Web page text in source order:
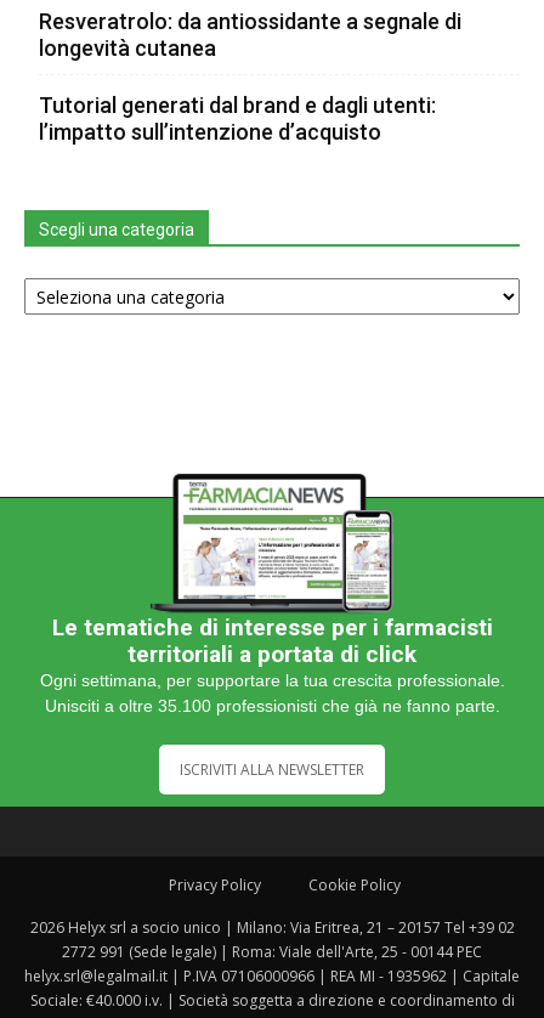
Resveratrolo: da antiossidante a segnale di
longevità cutanea
Tutorial generati dal brand e dagli utenti:
l’impatto sull’intenzione d’acquisto
Scegli una categoria
Scegli
una
Le tematiche di interesse per i farmacisti
territoriali a portata di click
Ogni settimana, per supportare la tua crescita professionale.
Unisciti a oltre 35.100 professionisti che già ne fanno parte.
ISCRIVITI ALLA NEWSLETTER
Privacy Policy Cookie Policy
2026 Helyx srl a socio unico | Milano: Via Eritrea, 21 – 20157 Tel +39 02
2772 991 (Sede legale) | Roma: Viale dell'Arte, 25 - 00144 PEC
helyx.srl@legalmail.it | P.IVA 07106000966 | REA MI - 1935962 | Capitale
Sociale: €40.000 i.v. | Società soggetta a direzione e coordinamento di